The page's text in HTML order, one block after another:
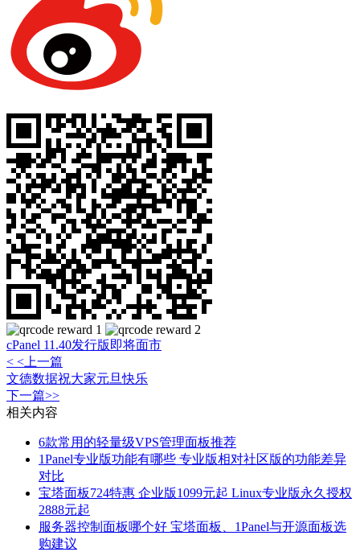
cPanel 11.40发行版即将面市
< <上一篇
文德数据祝大家元旦快乐
下一篇>>
相关内容
6款常用的轻量级VPS管理面板推荐
1Panel专业版功能有哪些 专业版相对社区版的功能差异
对比
宝塔面板724特惠 企业版1099元起 Linux专业版永久授权
2888元起
服务器控制面板哪个好 宝塔面板、1Panel与开源面板选
购建议